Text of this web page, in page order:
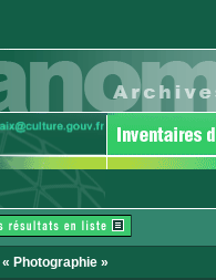
« Photographie »